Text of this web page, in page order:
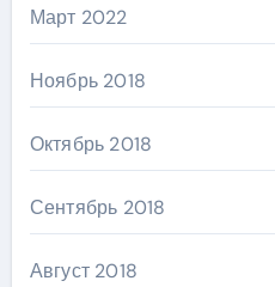
Март 2022
Ноябрь 2018
Октябрь 2018
Сентябрь 2018
Август 2018